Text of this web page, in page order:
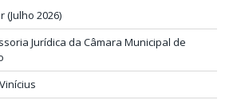
2026)
Jurídica da Câmara Municipal de